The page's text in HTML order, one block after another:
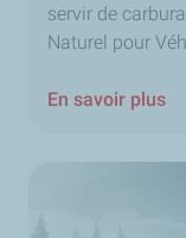
servir de
Naturel pour
En savoir plus